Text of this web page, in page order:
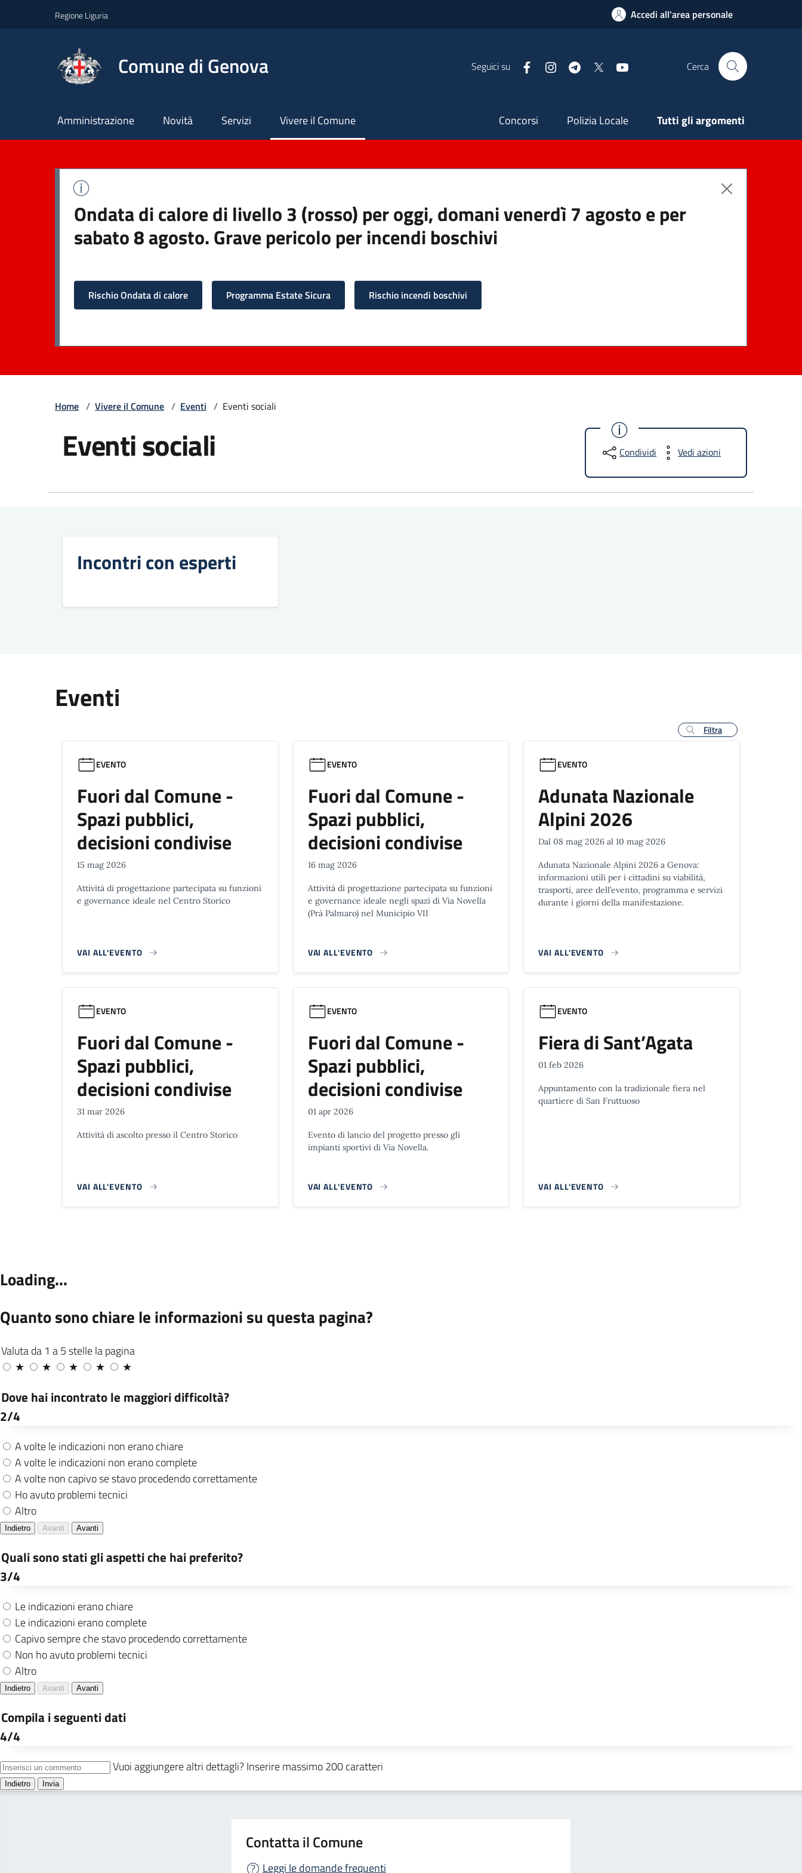
Regione Liguria Accedi all'area personale
Comune di Genova Seguici su FacebookInstagramTelegram Cerca
Principale
Amministrazione Novità Servizi Vivere il Comune Secondaria
Concorsi Polizia Locale Tutti gli argomenti
Ondata di calore di livello 3 (rosso) per oggi, domani venerdì 7 agosto e per
sabato 8 agosto. Grave pericolo per incendi boschivi
Rischio Ondata di calore Programma Estate Sicura Rischio incendi boschivi
Home / Vivere il Comune / Eventi / Eventi sociali
Eventi sociali Condividi Vedi azioni
Incontri con esperti
Eventi
Filtra
EVENTO
Fuori dal Comune -
Spazi pubblici,
decisioni condivise
15 mag 2026
Attività di progettazione partecipata su funzioni
e governance ideale nel Centro Storico
VAI ALL'EVENTO
EVENTO
Fuori dal Comune -
Spazi pubblici,
decisioni condivise
16 mag 2026
Attività di progettazione partecipata su funzioni
e governance ideale negli spazi di Via Novella
(Prà Palmaro) nel Municipio VII
VAI ALL'EVENTO
EVENTO
Adunata Nazionale
Alpini 2026
Dal 08 mag 2026 al 10 mag 2026
Adunata Nazionale Alpini 2026 a Genova:
informazioni utili per i cittadini su viabilità,
trasporti, aree dell’evento, programma e servizi
durante i giorni della manifestazione.
VAI ALL'EVENTO
EVENTO
Fuori dal Comune -
Spazi pubblici,
decisioni condivise
31 mar 2026
Attività di ascolto presso il Centro Storico
VAI ALL'EVENTO
EVENTO
Fuori dal Comune -
Spazi pubblici,
decisioni condivise
01 apr 2026
Evento di lancio del progetto presso gli
impianti sportivi di Via Novella.
VAI ALL'EVENTO
EVENTO
Fiera di Sant’Agata
01 feb 2026
Appuntamento con la tradizionale fiera nel
quartiere di San Fruttuoso
VAI ALL'EVENTO
Contatta il Comune
Leggi le domande frequenti